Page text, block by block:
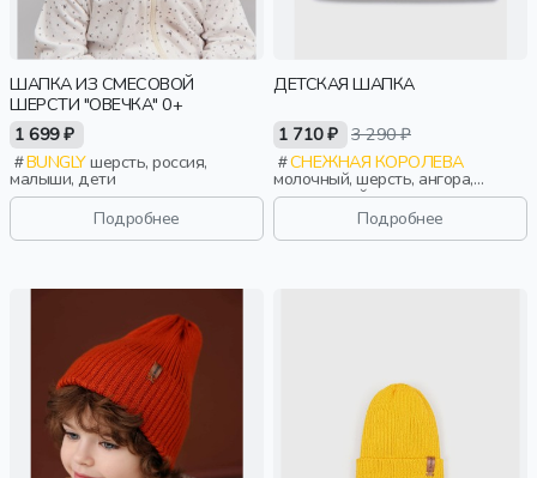
ШАПКА ИЗ СМЕСОВОЙ
ШЕРСТИ "ОВЕЧКА" 0+
1 699 ₽
BUNGLYшерсть, россия,
малыши, дети
Подробнее
ДЕТСКАЯ ШАПКА
1 710 ₽ 3 290 ₽
СНЕЖНАЯ КОРОЛЕВА
молочный, шерсть, ангора,
вискоза, нейлон, зима, осень,
россия, логотип, мальчики, дети
Подробнее